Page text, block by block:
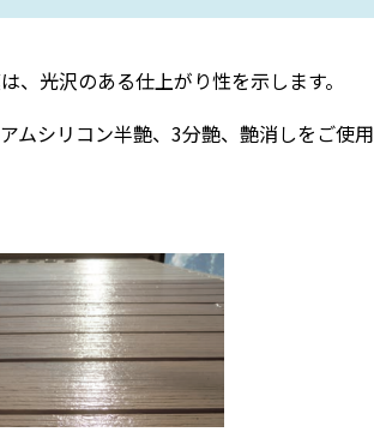
光沢のある仕上がり性を示します。
ムシリコン半艶、3分艶、艶消しをご使用